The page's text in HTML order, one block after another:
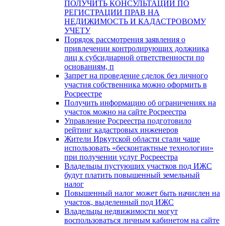
ПОЛУЧИТЬ КОНСУЛЬТАЦИИ ПО
РЕГИСТРАЦИИ ПРАВ НА
НЕДИЖИМОСТЬ И КАДАСТРОВОМУ
УЧЕТУ
Порядок рассмотрения заявления о
привлечении контролирующих должника
лиц к субсидиарной ответственности по
основаниям, п
Запрет на проведение сделок без личного
участия собственника можно оформить в
Росреестре
Получить информацию об ограничениях на
участок можно на сайте Росреестра
Управление Росреестра подготовило
рейтинг кадастровых инженеров
Жители Иркутской области стали чаще
использовать «бесконтактные технологии»
при получении услуг Росреестра
Владельцы пустующих участков под ИЖС
будут платить повышенный земельный
налог
Повышенный налог может быть начислен на
участок, выделенный под ИЖС
Владельцы недвижимости могут
воспользоваться личным кабинетом на сайте